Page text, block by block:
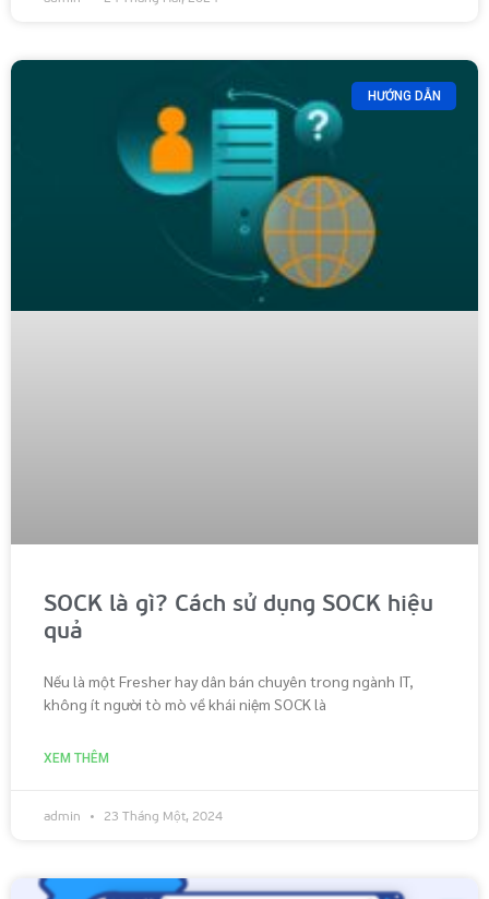
HƯỚNG DẪN
SOCK là gì? Cách sử dụng SOCK hiệu
quả
Nếu là một Fresher hay dân bán chuyên trong ngành IT,
không ít người tò mò về khái niệm SOCK là
XEM THÊM
admin 23 Tháng Một, 2024